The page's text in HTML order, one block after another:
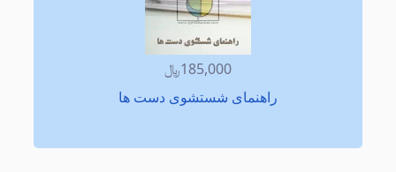
185,000﷼
راهنمای شستشوی دست ها